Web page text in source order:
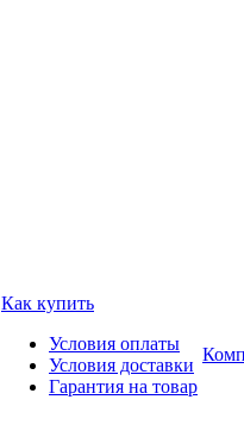
Как купить
Условия оплаты
Условия доставки
Гарантия на товар